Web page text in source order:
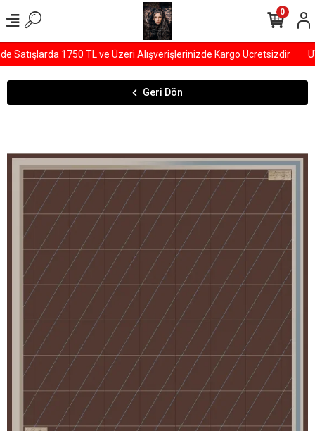
1750 TL ve Üzeri Alışverişlerinizde Kargo Ücretsizdir
0
Geri Dön